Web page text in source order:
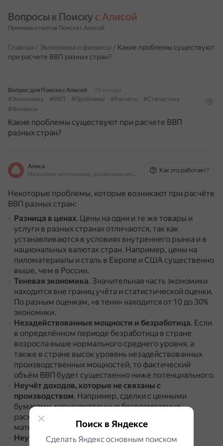
Вопросы к Поиску с Алисой
Примеры ответов Поиска с Алисой
Главная / Экономика и финансы / Какие проблемы существуют
при расчете ВВП разных стран?
Вопрос для Поиска с Алисой
29 января
#Экономика
#ВВП #Проблемы #Расчеты
#Статистика
#Финансы
Какие проблемы существуют при расчете ВВП
разных стран?
Алиса
На основе источников, возможны неточности
Как это работает?
Некоторые проблемы, которые возникают при расчёте
ВВП разных стран:
Разница в ценах. Цены на одни и те же товары и
услуги в разных странах отличаются, так как
устанавливаются в условиях внутреннего рынка и в
национальных валютах стран. Например, цены на
пиломатериалы и сталь в Европе и США существенно
выше, чем в России.
Теневая экономика. Значительная часть экономики
находится вне границ учёта и статистической оценки.
По разным оценкам, «в тени» находится от 10 до 30%
экономики.
Незадействованные мощности и безработица. Если
в определённом периоде безработица в стране
возросла выше нормального среднего уровня, а
также в стране высок уровень незадействованных
производственных мощностей, то фактический
объём ВВП будет существенно ниже потенциального.
Неучёт доходов, которые не связаны с
производством. Например, сделки с ценными
бумагами, государственные безвозмездные
расходы, подарки, благотворительные взносы и
материальную помощь.
Неучёт внешнего долга.Показатель ВВП не
Поиск в Яндексе
Сделать Яндекс основным поиском